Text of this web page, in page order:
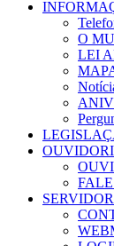
O
LEI
SERVIDOR